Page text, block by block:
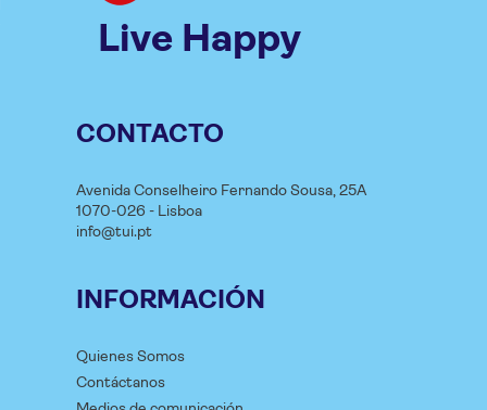
Live Happy
CONTACTO
Avenida Conselheiro Fernando Sousa, 25A
1070-026 - Lisboa
info@tui.pt
INFORMACIÓN
Quienes Somos
Contáctanos